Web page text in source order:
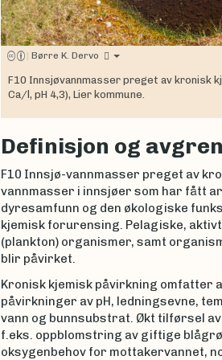
| Børre K. Dervo
F10 Innsjøvannmasser preget av kronisk
Ca/l, pH 4,3), Lier kommune.
Definisjon og
F10 Innsjø-vannmasser preget av
vannmasser i innsjøer som har fått
dyresamfunn og den økologiske
kjemisk forurensing. Pelagiske,
(plankton) organismer, samt
blir påvirket.
Kronisk kjemisk påvirkning omfatter
påvirkninger av pH, ledningsevne,
vann og bunnsubstrat. Økt tilførsel
f.eks. oppblomstring av giftige
oksygenbehov for mottakervannet,